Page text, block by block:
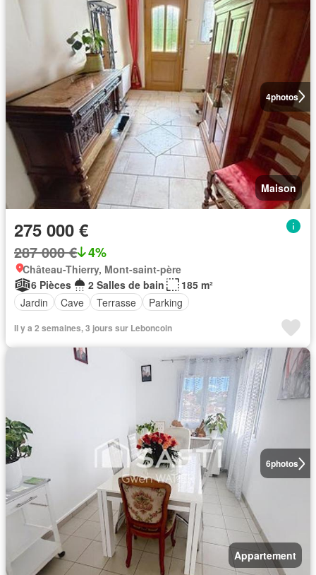
4photos
Maison
275 000 €
287 000 € 4%
Château-Thierry, Mont-saint-père
6 Pièces
2 Salles de bain
185 m²
Jardin
Cave Terrasse Parking
Il y a 2 semaines, 3 jours sur Leboncoin
6photos
Appartement